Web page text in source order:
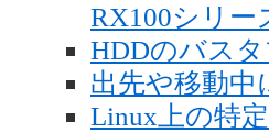
RX100シリー
HDDのバス
出先や移動中
Linux上の特